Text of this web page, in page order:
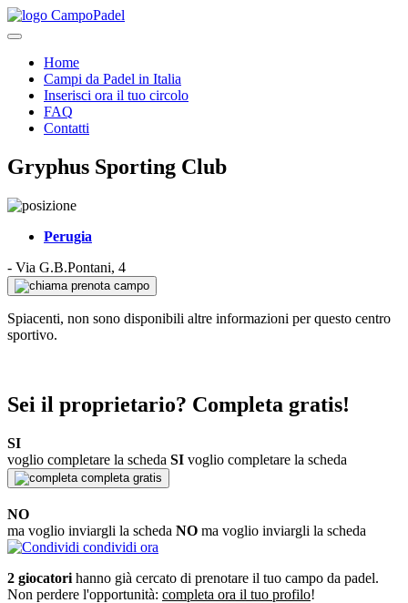
Home
Campi da Padel in Italia
Inserisci ora il tuo circolo
FAQ
Contatti
Gryphus Sporting Club
Perugia
- Via G.B.Pontani, 4
prenota campo
Spiacenti, non sono disponibili altre informazioni per questo centro
sportivo.
Sei il proprietario? Completa gratis!
SI
voglio completare la scheda SI voglio completare la scheda
completa gratis
NO
ma voglio inviargli la scheda NO ma voglio inviargli la scheda
condividi ora
2 giocatori hanno già cercato di prenotare il tuo campo da padel.
Non perdere l'opportunità: completa ora il tuo profilo!